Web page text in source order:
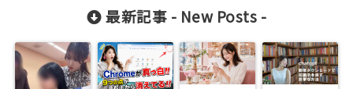
慣
最新記事 - New Posts -